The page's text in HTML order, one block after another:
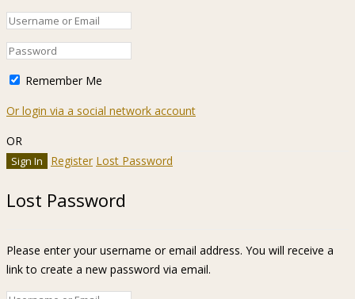
Remember Me
Or login via a social network account
OR
Register Lost Password
Lost Password
Please enter your username or email address. You will receive a
link to create a new password via email.